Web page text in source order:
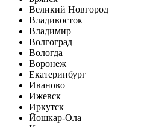
Великий Новгород
Владивосток
Владимир
Волгоград
Вологда
Воронеж
Екатеринбург
Иваново
Ижевск
Иркутск
Йошкар-Ола